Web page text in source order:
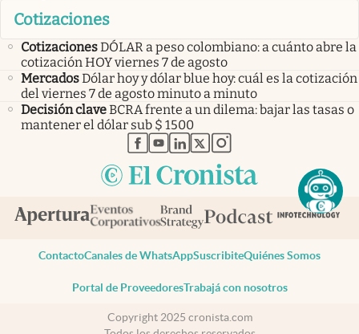
Cotizaciones
CotizacionesDÓLAR a peso colombiano: a cuánto abre la
cotización HOY viernes 7 de agosto
MercadosDólar hoy y dólar blue hoy: cuál es la cotización
del viernes 7 de agosto minuto a minuto
Decisión claveBCRA frente a un dilema: bajar las tasas o
mantener el dólar sub $ 1500
abre en nueva pestaña
abre en nueva pestaña
abre en nueva pestaña
abre en nueva pestaña
abre en nueva pestaña
ContactoCanales de WhatsAppSuscribiteQuiénes Somos
Portal de ProveedoresTrabajá con nosotros
Copyright 2025 cronista.com